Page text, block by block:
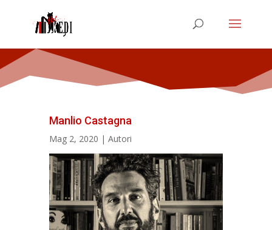
Manlio Castagna
Mag 2, 2020 | Autori